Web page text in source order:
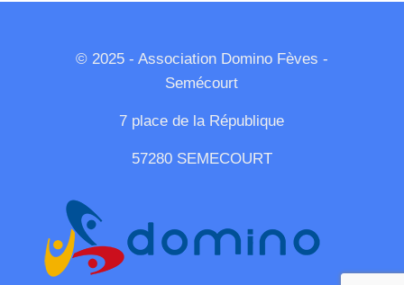
© 2025 - Association Domino Fèves -
Semécourt
7 place de la République
57280 SEMECOURT